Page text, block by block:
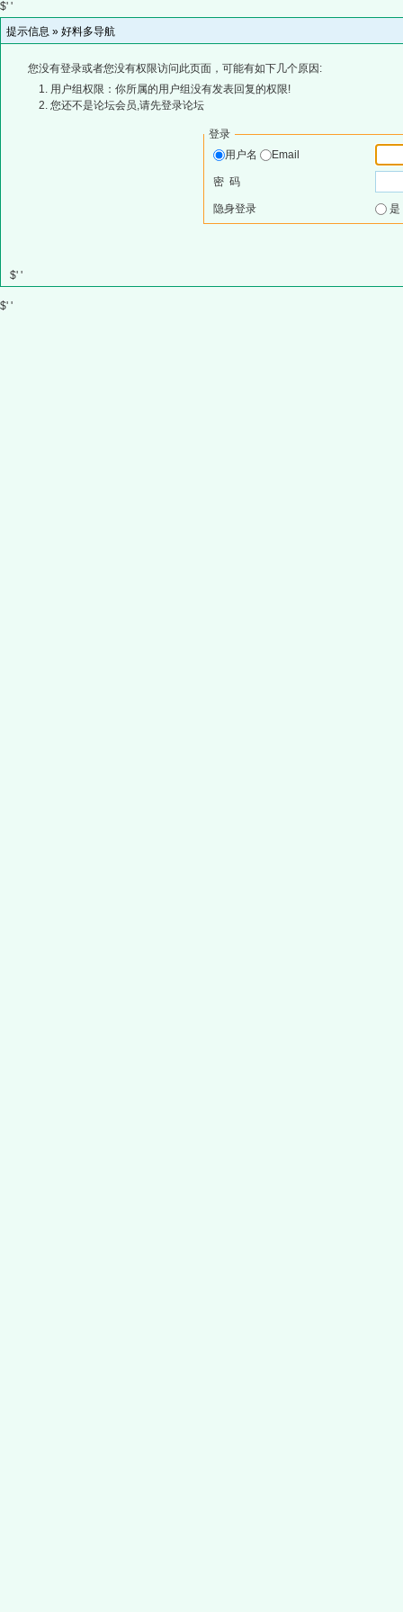
$' '
提示信息 » 好料多导航
您没有登录或者您没有权限访问此页面，可能有如下几个原因:
用户组权限：你所属的用户组没有发表回复的权限!
您还不是论坛会员,请先登录论坛
登录
用户名
Email
密 码
隐身登录
$' '
$' '